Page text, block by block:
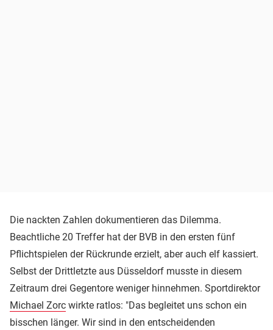
Die nackten Zahlen dokumentieren das Dilemma.
Beachtliche 20 Treffer hat der BVB in den ersten fünf
Pflichtspielen der Rückrunde erzielt, aber auch elf kassiert.
Selbst der Drittletzte aus Düsseldorf musste in diesem
Zeitraum drei Gegentore weniger hinnehmen. Sportdirektor
Michael Zorc wirkte ratlos: "Das begleitet uns schon ein
bisschen länger. Wir sind in den entscheidenden